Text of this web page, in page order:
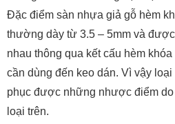
Đặc điểm sàn nhựa giả gỗ hèm
thường dày từ 3.5 – 5mm và
nhau thông qua kết cấu hèm
cần dùng đến keo dán. Vì vậy
phục được những nhược điểm
loại trên.